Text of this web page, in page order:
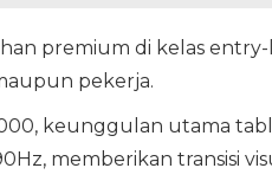
premium di kelas
pekerja.
keunggulan utama
memberikan transisi